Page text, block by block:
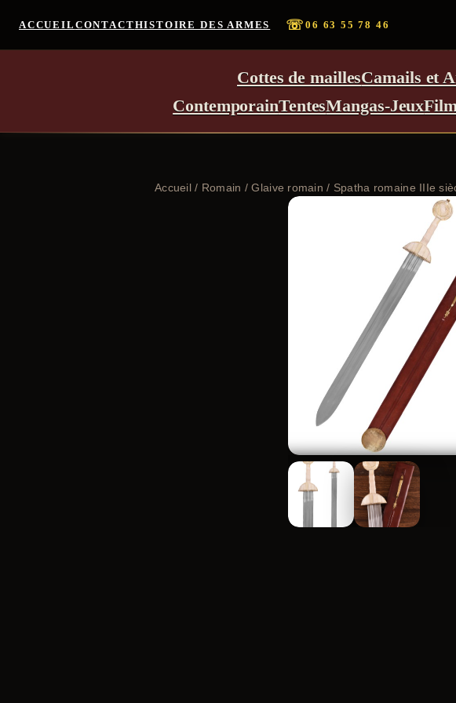
ACCUEIL CONTACTHISTOIRE DES ARMES ☏06 63 55 78 46
Cottes de maillesCamails et
ContemporainTentesMangas-Jeux
Accueil / Romain /Glaive romain / Spatha romaine IIIe